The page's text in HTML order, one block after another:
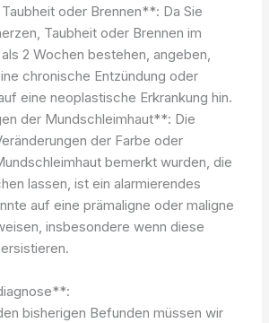
oder Brennen**: Da Sie
Taubheit oder Brennen im
2 Wochen bestehen, angeben,
chronische Entzündung oder
eine neoplastische Erkrankung hin.
der Mundschleimhaut**: Die
der Farbe oder
bemerkt wurden, die
lassen, ist ein alarmierendes
auf eine prämaligne oder maligne
insbesondere wenn diese
bisherigen Befunden müssen wir